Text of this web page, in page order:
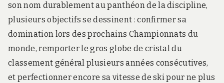
son nom durablement au panthéon de la discipline,
plusieurs objectifs se dessinent : confirmer sa
domination lors des prochains Championnats du
monde, remporter le gros globe de cristal du
classement général plusieurs années consécutives,
et perfectionner encore sa vitesse de ski pour ne plus